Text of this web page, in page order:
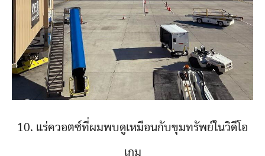
10. แร่ควอตซ์ที่ผมพบดูเหมือนกับขุมทรัพย์ในวิดีโอ
เกม